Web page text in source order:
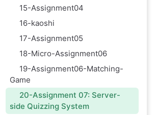
15-Assignment04
16-kaoshi
17-Assignment05
18-Micro-Assignment06
19-Assignment06-Matching-
Game
20-Assignment 07: Server-
side Quizzing System